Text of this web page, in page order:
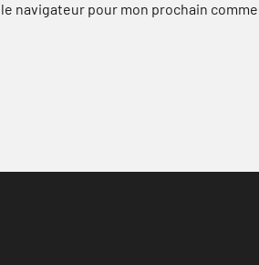
navigateur pour mon prochain